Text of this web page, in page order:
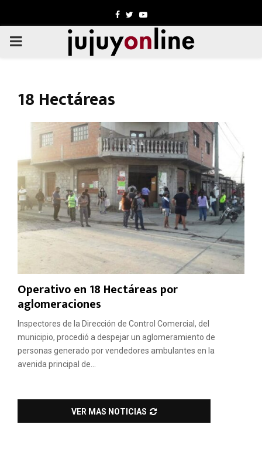
Facebook
TwitterYoutube
PRIMARY
18 Hectáreas
Operativo en 18 Hectáreas por
aglomeraciones
Inspectores de la Dirección de Control Comercial, del
municipio, procedió a despejar un aglomeramiento de
personas generado por vendedores ambulantes en la
avenida principal de...
VER MAS NOTICIAS